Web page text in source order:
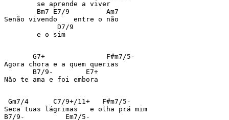
        Bm7 E7/9         Am7
Senão vivendo    entre o não
       G7+               F#m7/5-
Agora chora e a quem querias
       B7/9-        E7+
Não te ama e foi embora
Gm7/4      C7/9+/11+   F#m7/5-
Seca tuas lágrimas   e olha prá mim
B7/9-          Em7/5-